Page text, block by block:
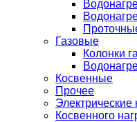
Газовые
Колонки
Косвенные
Прочее
Косвенного